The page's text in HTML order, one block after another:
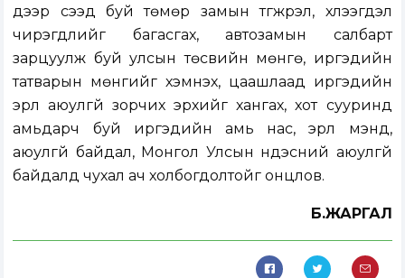
дээр үүсээд буй төмөр замын түгжрэл, хүлээгдэл
чирэгдлийг багасгах, автозамын салбарт
зарцуулж буй улсын төсвийн мөнгө, иргэдийн
татварын мөнгийг хэмнэх, цаашлаад иргэдийн
эрүүл аюулгүй зорчих эрхийг хангах, хот сууринд
амьдарч буй иргэдийн амь нас, эрүүл мэнд,
аюулгүй байдал, Монгол Улсын үндэсний аюулгүй
байдалд чухал ач холбогдолтойг онцлов.
Б.ЖАРГАЛ